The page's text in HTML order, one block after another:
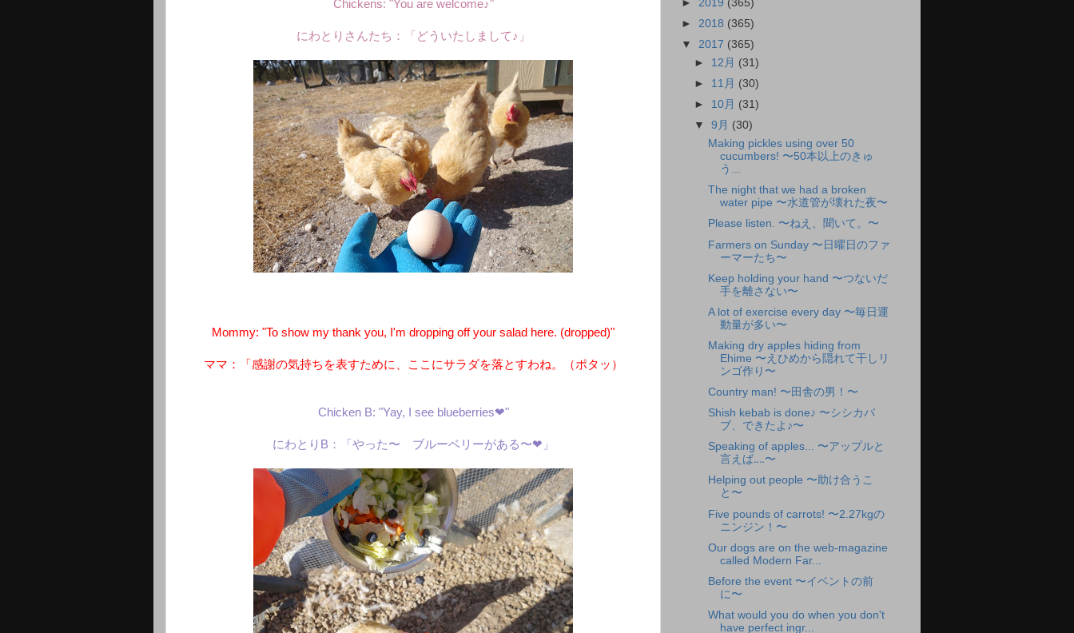
Chickens: "You are welcome♪"
にわとりさんたち：「どういたしまして♪」
Mommy: "To show my thank you, I'm dropping off your salad here. (dropped)"
ママ：「感謝の気持ちを表すために、ここにサラダを落とすわね。（ポタッ）
Chicken B: "Yay, I see blueberries❤︎"
にわとりB：「やった〜 ブルーベリーがある〜❤︎」
► 2019 (365)
► 2018 (365)
▼ 2017 (365)
► 12月 (31)
► 11月 (30)
► 10月 (31)
▼9月 (30)
Making pickles using over 50
cucumbers! 〜50本以上のきゅ
う...
The night that we had a broken
water pipe 〜水道管が壊れた夜〜
Please listen. 〜ねえ、聞いて。〜
Farmers on Sunday 〜日曜日のファ
ーマーたち〜
Keep holding your hand 〜つないだ
手を離さない〜
A lot of exercise every day 〜毎日運
動量が多い〜
Making dry apples hiding from
Ehime 〜えひめから隠れて干しリ
ンゴ作り〜
Country man! 〜田舎の男！〜
Shish kebab is done♪ 〜シシカバ
ブ、できたよ♪〜
Speaking of apples... 〜アップルと
言えば‥‥〜
Helping out people 〜助け合うこ
と〜
Five pounds of carrots! 〜2.27kgの
ニンジン！〜
Our dogs are on the web-magazine
called Modern Far...
Before the event 〜イベントの前
に〜
What would you do when you don't
have perfect ingr...